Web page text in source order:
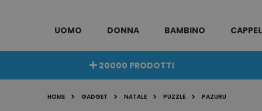
UOMO DONNA BAMBINO
20000 PRODOTTI
HOME GADGET NATALE PUZZLE PAZURU